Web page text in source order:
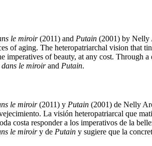
le miroir(2011) and Putain (2001) by Nelly
of aging. The heteropatriarchal vision that
imperatives of beauty, at any cost.
dans le miroirand Putain.
le miroir(2011) y Putain (2001) de Nelly
La visión heteropatriarcal que
costa responder a los imperativos de la
le miroiry de Putain y sugiere que la